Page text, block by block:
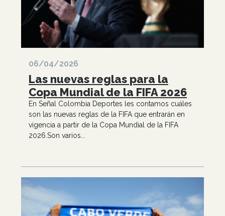
06/04/2026
Las nuevas reglas para la
Copa Mundial de la FIFA 2026
En Señal Colombia Deportes les contamos cuáles
son las nuevas reglas de la FIFA que entrarán en
vigencia a partir de la Copa Mundial de la FIFA
2026.Son varios...